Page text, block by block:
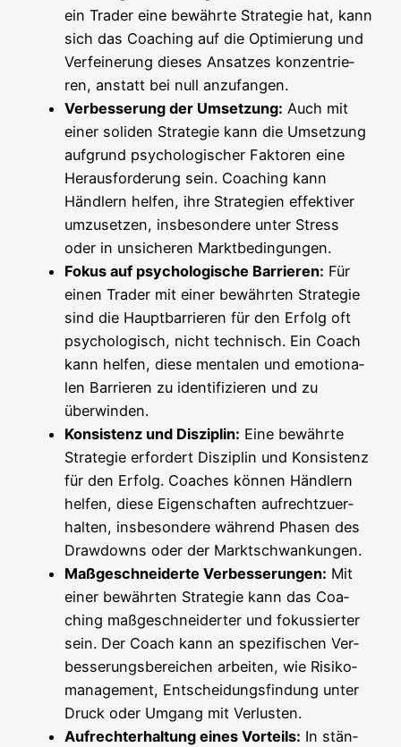
ein Trader eine bewähr­te Stra­te­gie hat, kann
sich das Coa­ching auf die Opti­mie­rung und
Ver­fei­ne­rung die­ses Ansat­zes kon­zen­trie­
ren, anstatt bei null anzufangen.
Ver­bes­se­rung der Umset­zung: Auch mit
einer soli­den Stra­te­gie kann die Umset­zung
auf­grund psy­cho­lo­gi­scher Fak­to­ren eine
Her­aus­for­de­rung sein. Coa­ching kann
Händ­lern hel­fen, ihre Stra­te­gien effek­ti­ver
umzu­set­zen, ins­be­son­de­re unter Stress
oder in unsi­che­ren Marktbedingungen.
Fokus auf psy­cho­lo­gi­sche Bar­rie­ren: Für
einen Trader mit einer bewähr­ten Stra­te­gie
sind die Haupt­bar­rie­ren für den Erfolg oft
psy­cho­lo­gisch, nicht tech­nisch. Ein Coach
kann hel­fen, die­se men­ta­len und emo­tio­na­
len Bar­rie­ren zu iden­ti­fi­zie­ren und zu
überwinden.
Kon­sis­tenz und Dis­zi­plin: Eine bewähr­te
Stra­te­gie erfor­dert Dis­zi­plin und Kon­sis­tenz
für den Erfolg. Coa­ches kön­nen Händ­lern
hel­fen, die­se Eigen­schaf­ten auf­recht­zu­er­
hal­ten, ins­be­son­de­re wäh­rend Pha­sen des
Draw­downs oder der Marktschwankungen.
Maß­ge­schnei­der­te Ver­bes­se­run­gen: Mit
einer bewähr­ten Stra­te­gie kann das Coa­
ching maß­ge­schnei­der­ter und fokus­sier­ter
sein. Der Coach kann an spe­zi­fi­schen Ver­
bes­se­rungs­be­rei­chen arbei­ten, wie Risi­ko­
ma­nage­ment, Ent­schei­dungs­fin­dung unter
Druck oder Umgang mit Verlusten.
Auf­recht­erhal­tung eines Vor­teils: In stän­